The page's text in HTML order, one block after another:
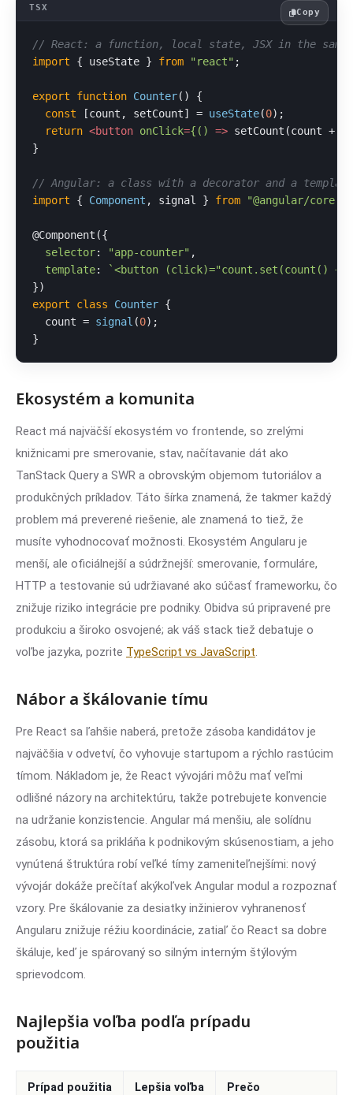
// React: a function, local state, JSX in the
import { useState } from "react" ;
export function Counter( ) {
const [count, setCount] = useState(0);
return <button onClick={() => setCount(count +
}
// Angular: a class with a decorator and a
import { Component , signal } from "@angular/core"
@Component ({
selector: "app-counter" ,
template:
`<button (click)="count.set(count() +
export
class Counter {
  count =
signal (0);
}
Copy
Ekosystém a komunita
React má najväčší ekosystém vo frontende, so zrelými
knižnicami pre smerovanie, stav, načítavanie dát ako
TanStack Query a SWR a obrovským objemom tutoriálov a
produkčných príkladov. Táto šírka znamená, že takmer každý
problem má preverené riešenie, ale znamená to tiež, že
musíte vyhodnocovať možnosti. Ekosystém Angularu je
menší, ale oficiálnejší a súdržnejší: smerovanie, formuláre,
HTTP a testovanie sú udržiavané ako súčasť frameworku, čo
znižuje riziko integrácie pre podniky. Obidva sú pripravené pre
produkciu a široko osvojené; ak váš stack tiež debatuje o
voľbe jazyka, pozrite TypeScript vs JavaScript.
Nábor a škálovanie tímu
Pre React sa ľahšie naberá, pretože zásoba kandidátov je
najväčšia v odvetví, čo vyhovuje startupom a rýchlo rastúcim
tímom. Nákladom je, že React vývojári môžu mať veľmi
odlišné názory na architektúru, takže potrebujete konvencie
na udržanie konzistencie. Angular má menšiu, ale solídnu
zásobu, ktorá sa prikláňa k podnikovým skúsenostiam, a jeho
vynútená štruktúra robí veľké tímy zameniteľnejšími: nový
vývojár dokáže prečítať akýkoľvek Angular modul a rozpoznať
vzory. Pre škálovanie za desiatky inžinierov vyhranenosť
Angularu znižuje réžiu koordinácie, zatiaľ čo React sa dobre
škáluje, keď je spárovaný so silným interným štýlovým
sprievodcom.
Najlepšia voľba podľa prípadu
použitia
Prípad použitia Lepšia voľba Prečo